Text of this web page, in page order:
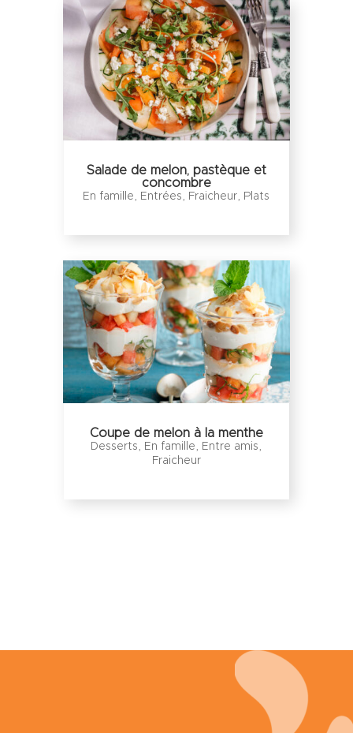
Salade de melon, pastèque et
concombre
En famille, Entrées, Fraicheur, Plats
Coupe de melon à la menthe
Desserts En famille Entre amis
Fraicheur